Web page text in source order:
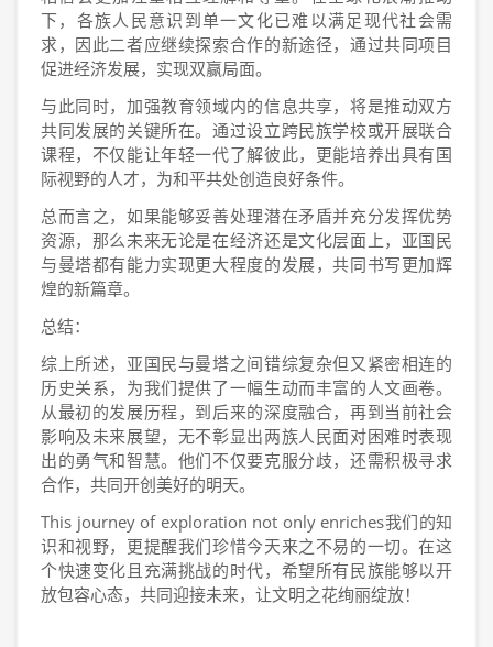
下，各族人民意识到单一文化已难以满足现代社会需
求，因此二者应继续探索合作的新途径，通过共同项目
促进经济发展，实现双赢局面。
与此同时，加强教育领域内的信息共享，将是推动双方
共同发展的关键所在。通过设立跨民族学校或开展联合
课程，不仅能让年轻一代了解彼此，更能培养出具有国
际视野的人才，为和平共处创造良好条件。
总而言之，如果能够妥善处理潜在矛盾并充分发挥优势
资源，那么未来无论是在经济还是文化层面上，亚国民
与曼塔都有能力实现更大程度的发展，共同书写更加辉
煌的新篇章。
总结：
综上所述，亚国民与曼塔之间错综复杂但又紧密相连的
历史关系，为我们提供了一幅生动而丰富的人文画卷。
从最初的发展历程，到后来的深度融合，再到当前社会
影响及未来展望，无不彰显出两族人民面对困难时表现
出的勇气和智慧。他们不仅要克服分歧，还需积极寻求
合作，共同开创美好的明天。
This journey of exploration not only enriches我们的知
识和视野，更提醒我们珍惜今天来之不易的一切。在这
个快速变化且充满挑战的时代，希望所有民族能够以开
放包容心态，共同迎接未来，让文明之花绚丽绽放！